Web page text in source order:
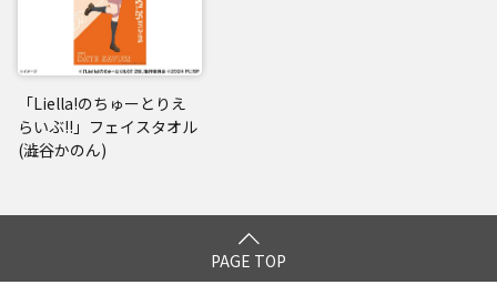
「Liella!のちゅーとりえ
らいぶ!!」フェイスタオル
(澁谷かのん)
PAGE TOP